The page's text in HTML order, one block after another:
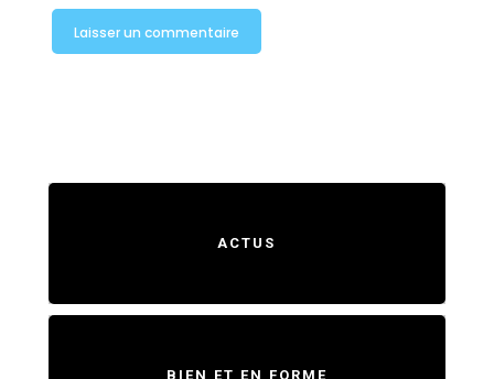
ACTUS
BIEN ET EN FORME